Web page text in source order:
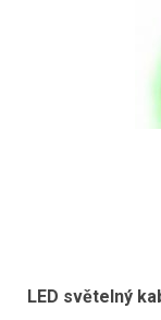
LED světelný